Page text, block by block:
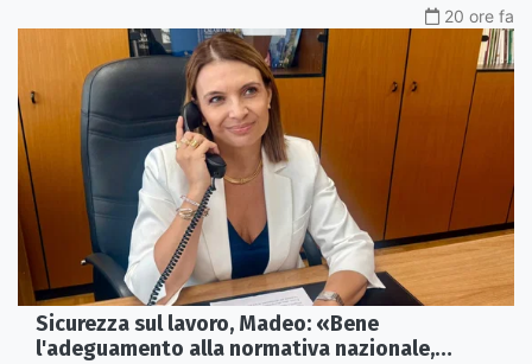
20 ore fa
Sicurezza sul lavoro, Madeo: «Bene
l'adeguamento alla normativa nazionale,